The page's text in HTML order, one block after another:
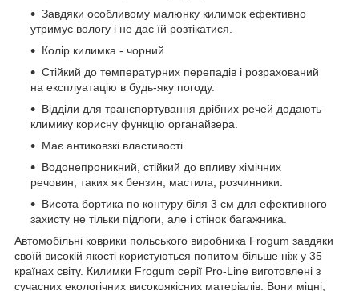
Завдяки особливому малюнку килимок ефективно
утримує вологу і не дає їй розтікатися.
Колір килимка - чорний.
Стійкий до температурних перепадів і розрахований
на експлуатацію в будь-яку погоду.
Відділи для транспортування дрібних речей додають
климику корисну функцію органайзера.
Має антиковзкі властивості.
Водонепроникний, стійкий до впливу хімічних
речовин, таких як бензин, мастила, розчинники.
Висота бортика по контуру біля 3 см для ефективного
захисту не тільки підлоги, але і стінок багажника.
Автомобільні коврики польського виробника Frogum завдяки
своїй високій якості користуються попитом більше ніж у 35
країнах світу. Килимки Frogum серії Pro-Line виготовлені з
сучасних екологічних високоякісних матеріалів. Вони міцні,